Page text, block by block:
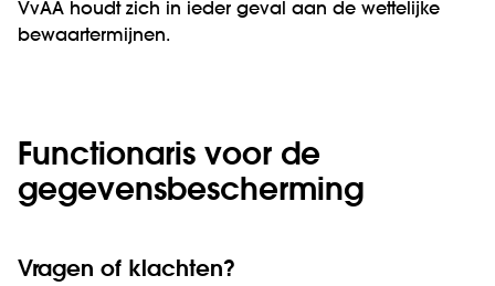
VvAA houdt zich in ieder geval aan de wettelijke
bewaartermijnen.
Functionaris voor de
gegevensbescherming
Vragen of klachten?